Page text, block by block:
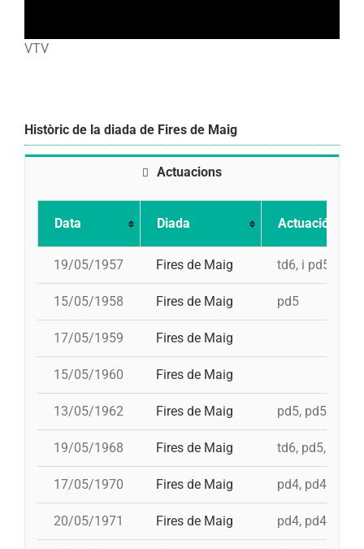
VTV
Històric de la diada de Fires de Maig
Actuacions
Data Diada Actuació
19/05/1957 Fires de Maig td6, i pd5
15/05/1958 Fires de Maig pd5
17/05/1959 Fires de Maig
15/05/1960 Fires de Maig
13/05/1962 Fires de Maig pd5, pd5, 3d7
19/05/1968 Fires de Maig td6, pd5, 4d7,
17/05/1970 Fires de Maig pd4, pd4, pd4,
20/05/1971 Fires de Maig pd4, pd4, pd5,